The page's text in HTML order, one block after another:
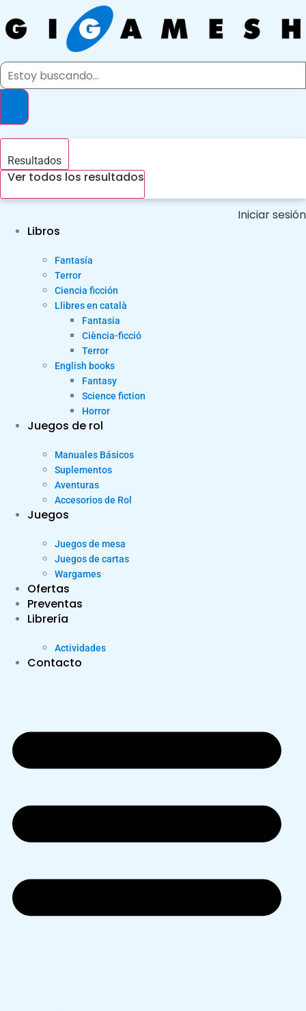
al
contenido
Search
Resultados
Ver todos los resultados
Iniciar sesión
Libros
Fantasía
Terror
Ciencia ficción
Llibres en català
Fantasia
Ciència-ficció
Terror
English books
Fantasy
Science fiction
Horror
Juegos de rol
Manuales Básicos
Suplementos
Aventuras
Accesorios de Rol
Juegos
Juegos de mesa
Juegos de cartas
Wargames
Ofertas
Preventas
Librería
Actividades
Contacto